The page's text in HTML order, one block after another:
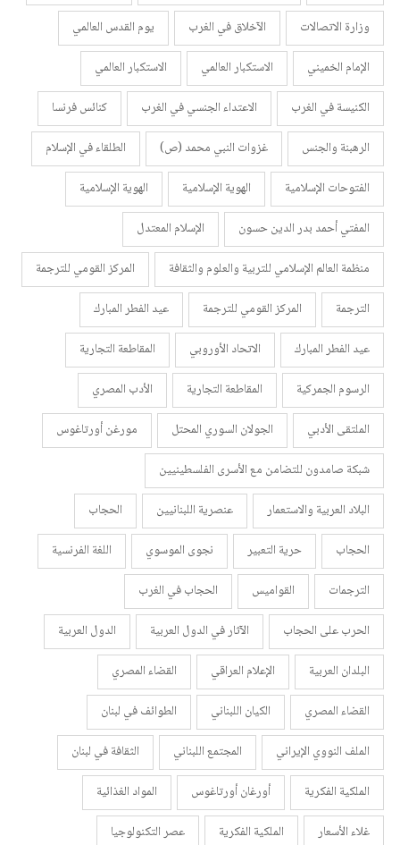
وزارة الاتصالات
الآخلاق في الغرب
يوم القدس العالمي
الإمام الخميني
الاستكبار العالمي
الاستكبار العالمي
الكنيسة في الغرب
الاعتداء الجنسي في الغرب
كنائس فرنسا
الرهبنة والجنس
غزوات النبي محمد (ص)
الطلقاء في الإسلام
الفتوحات الإسلامية
الهوية الإسلامية
الهوية الإسلامية
المفتي أحمد بدر الدين حسون
الإسلام المعتدل
منظمة العالم الإسلامي للتربية والعلوم والثقافة
المركز القومي للترجمة
الترجمة
المركز القومي للترجمة
عيد الفطر المبارك
عيد الفطر المبارك
الاتحاد الأوروبي
المقاطعة التجارية
الرسوم الجمركية
المقاطعة التجارية
الأدب المصري
الملتقى الأدبي
الجولان السوري المحتل
مورغن أورتاغوس
شبكة صامدون للتضامن مع الأسرى الفلسطينيين
البلاد العربية والاستعمار
عنصرية اللبنانيين
الحجاب
الحجاب
حرية التعبير نجوى الموسوي
اللغة الفرنسية
الترجمات
القواميس
الحجاب في الغرب
الحرب على الحجاب
الآثار في الدول العربية
الدول العربية
البلدان العربية
الإعلام العراقي
القضاء المصري
القضاء المصري
الكيان اللبناني
الطوائف في لبنان
الملف النووي الإيراني
المجتمع اللبناني
الثقافة في لبنان
الملكية الفكرية
أورغان أورتاغوس
المواد الغذائية
غلاء الأسعار
الملكية الفكرية
عصر التكنولوجيا